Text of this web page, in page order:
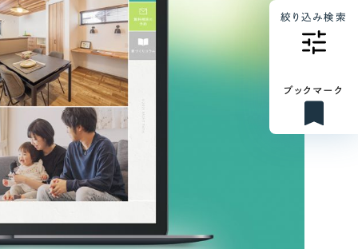
絞り込み検索
ブックマーク